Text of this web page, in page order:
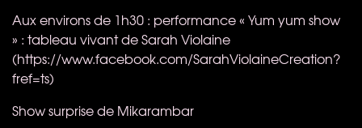
Aux environs de 1h30 : performance « Yum yum show
» : tableau vivant de Sarah Violaine
(https://www.facebook.com/SarahViolaineCreation?
fref=ts)
Show surprise de Mikarambar